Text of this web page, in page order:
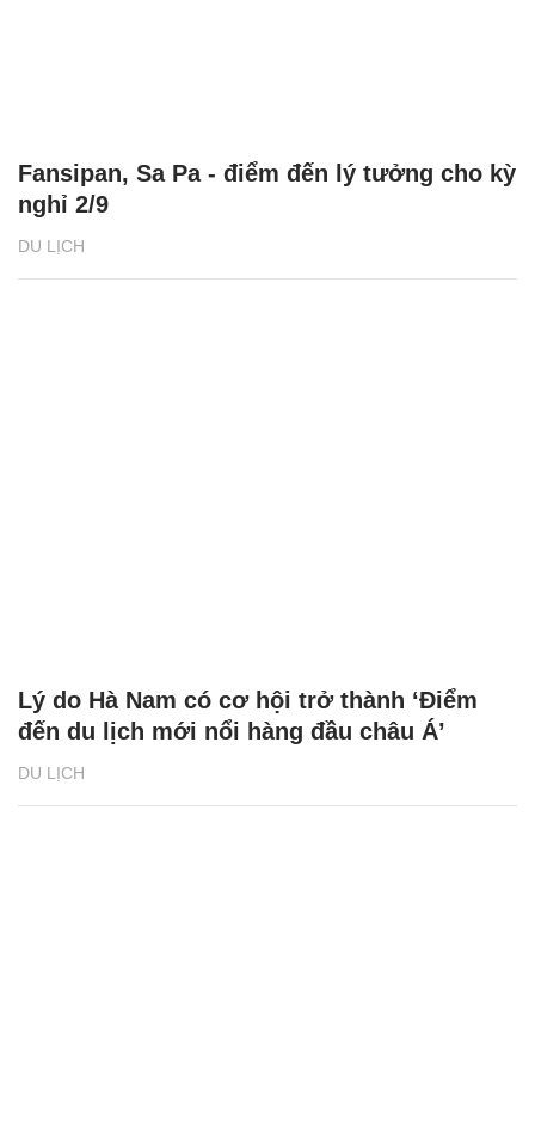
DU LỊCH
Fansipan, Sa Pa - điểm đến lý tưởng cho kỳ
nghỉ 2/9
DU LỊCH
Lý do Hà Nam có cơ hội trở thành ‘Điểm
đến du lịch mới nổi hàng đầu châu Á’